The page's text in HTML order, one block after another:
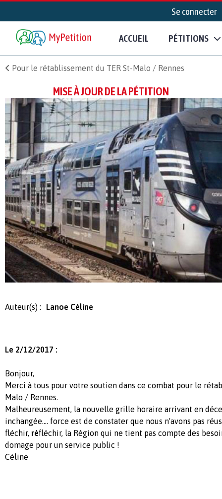
Se connecter
ACCUEIL PÉTITIONS
Pour le rétablissement du TER St-Malo / Rennes
MISE À JOUR DE LA PÉTITION
Auteur(s) : Lanoe Céline
Le 2/12/2017 :
Bonjour,
Merci à tous pour votre soutien dans ce combat pour le
Malo / Rennes.
Malheureusement, la nouvelle grille horaire arrivant en
inchangée.... force est de constater que nous n'avons pas
fléchir, réfléchir, la Région qui ne tient pas compte des
domage pour un service public !
Céline